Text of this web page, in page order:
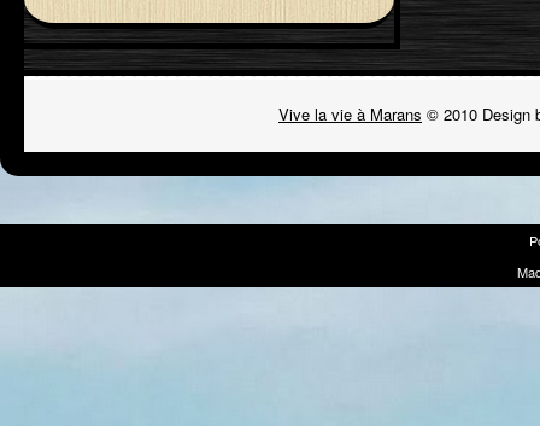
Vive la vie à Marans © 2010 Design